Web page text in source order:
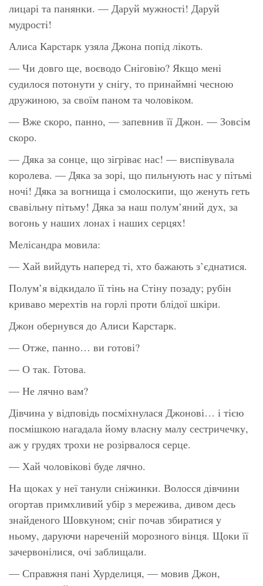
лицарі та панянки. — Даруй мужності! Даруй
мудрості!
Алиса Карстарк узяла Джона попід лікоть.
— Чи довго ще, воєводо Сніговію? Якщо мені
судилося потонути у снігу, то принаймні чесною
дружиною, за своїм паном та чоловіком.
— Вже скоро, панно, — запевнив її Джон. — Зовсім
скоро.
— Дяка за сонце, що зігріває нас! — виспівувала
королева. — Дяка за зорі, що пильнують нас у пітьмі
ночі! Дяка за вогнища і смолоскипи, що женуть геть
свавільну пітьму! Дяка за наш полум’яний дух, за
вогонь у наших лонах і наших серцях!
Мелісандра мовила:
— Хай вийдуть наперед ті, хто бажають з’єднатися.
Полум’я відкидало її тінь на Стіну позаду; рубін
криваво мерехтів на горлі проти блідої шкіри.
Джон обернувся до Алиси Карстарк.
— Отже, панно… ви готові?
— О так. Готова.
— Не лячно вам?
Дівчина у відповідь посміхнулася Джонові… і тією
посмішкою нагадала йому власну малу сестричечку,
аж у грудях трохи не розірвалося серце.
— Хай чоловікові буде лячно.
На щоках у неї танули сніжинки. Волосся дівчини
огортав примхливий убір з мережива, дивом десь
знайденого Шовкуном; сніг почав збиратися у
ньому, даруючи нареченій морозного вінця. Щоки її
зачервонілися, очі заблищали.
— Справжня пані Хурделиця, — мовив Джон,